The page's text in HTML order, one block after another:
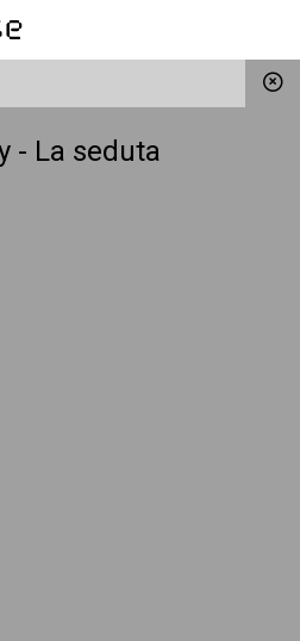
- La seduta